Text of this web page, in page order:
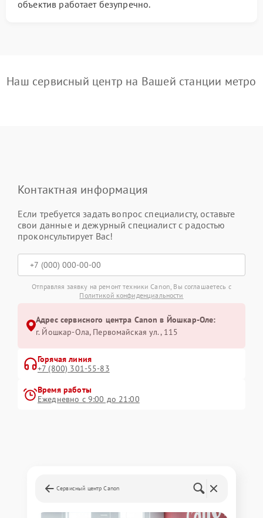
объектив работает безупречно.
Наш сервисный центр на Вашей станции метро
Контактная информация
Если требуется задать вопрос специалисту, оставьте
свои данные и дежурный специалист с радостью
проконсультирует Вас!
Отправляя заявку на ремонт техники Canon, Вы соглашаетесь с
Политикой конфиденциальности
Адрес сервисного центра Canon в Йошкар-Оле:
г. Йошкар-Ола, Первомайская ул., 115
Горячая линия
+7 (800) 301-55-83
Время работы
Ежедневно с 9:00 до 21:00
Сервисный центр Canon